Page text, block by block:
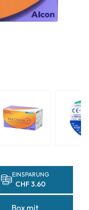
EINSPARUNG
CHF 3.60
Box mit